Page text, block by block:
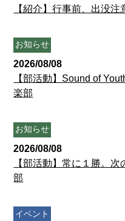
【紹介】行事前、出没注
お知らせ
2026/08/08
【部活動】Sound of
楽部
お知らせ
2026/08/08
【部活動】常に１勝。
部
イベント